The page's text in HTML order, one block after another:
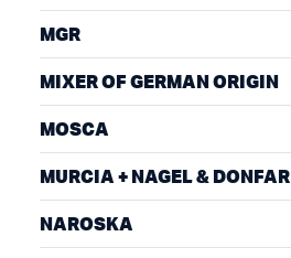
MGR
MIXER OF GERMAN ORIGIN
MOSCA
MURCIA + NAGEL & DONFAR
NAROSKA